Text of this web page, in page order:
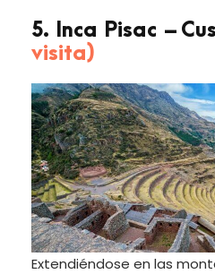
5. Inca Pisac –
visita)
Extendiéndose en las